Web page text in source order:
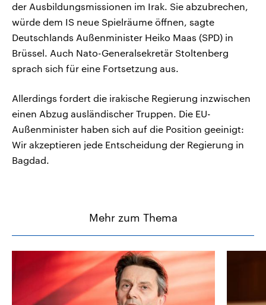
der Ausbildungsmissionen im Irak. Sie abzubrechen,
würde dem IS neue Spielräume öffnen, sagte
Deutschlands Außenminister Heiko Maas (SPD) in
Brüssel. Auch Nato-Generalsekretär Stoltenberg
sprach sich für eine Fortsetzung aus.
Allerdings fordert die irakische Regierung inzwischen
einen Abzug ausländischer Truppen. Die EU-
Außenminister haben sich auf die Position geeinigt:
Wir akzeptieren jede Entscheidung der Regierung in
Bagdad.
Mehr zum Thema